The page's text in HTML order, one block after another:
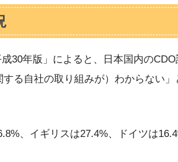
30年版」によると、日本国内の
る自社の取り組みが）わからない
、イギリスは27.4%、ドイツは